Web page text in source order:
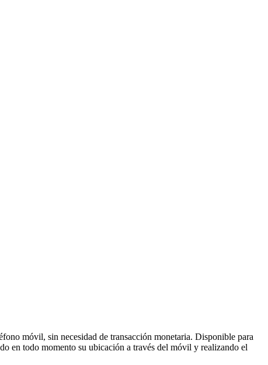
móvil, sin necesidad de transacción monetaria. Disponible para
en todo momento su ubicación a través del móvil y realizando el